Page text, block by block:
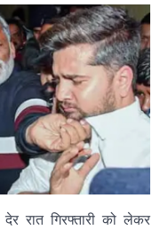
देर रात गिरफ्तारी को लेकर